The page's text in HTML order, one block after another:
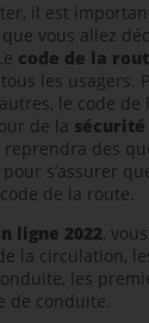
il est
vous allez
code de la
les usagers.
le code de
de la
reprendra des
s’assurer
de la route.
ligne 2022,
la circulation,
les
de conduite.